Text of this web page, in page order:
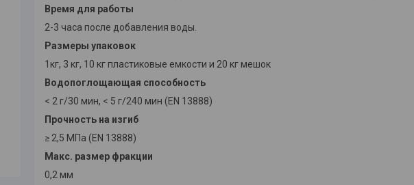
Время для работы
2-3 часа после добавления воды.
Размеры упаковок
1кг, 3 кг, 10 кг пластиковые емкости и 20 кг мешок
Водопоглощающая способность
< 2 г/30 мин, < 5 г/240 мин (EN 13888)
Прочность на изгиб
≥ 2,5 МПа (EN 13888)
Макс. размер фракции
0,2 мм